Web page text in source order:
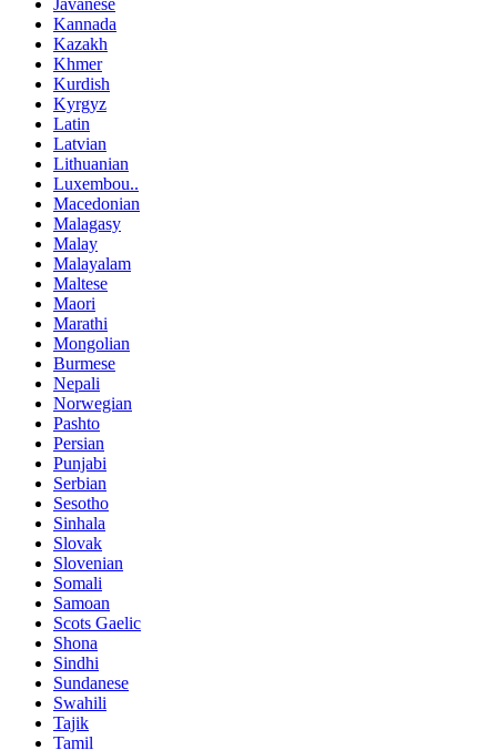
Javanese
Kannada
Kazakh
Khmer
Kurdish
Kyrgyz
Latin
Latvian
Lithuanian
Luxembou..
Macedonian
Malagasy
Malay
Malayalam
Maltese
Maori
Marathi
Mongolian
Burmese
Nepali
Norwegian
Pashto
Persian
Punjabi
Serbian
Sesotho
Sinhala
Slovak
Slovenian
Somali
Samoan
Scots Gaelic
Shona
Sindhi
Sundanese
Swahili
Tajik
Tamil